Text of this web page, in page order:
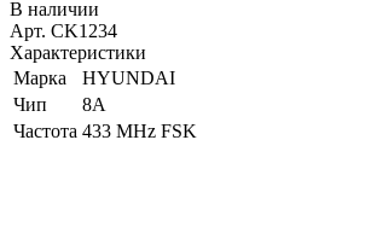
В наличии
Арт. CK1234
Характеристики
Марка
HYUNDAI
Чип
8A
Частота 433 MHz FSK